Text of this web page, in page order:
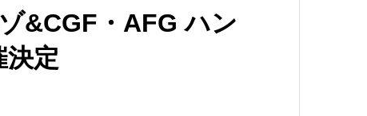
&CGF・AFG ハン
定